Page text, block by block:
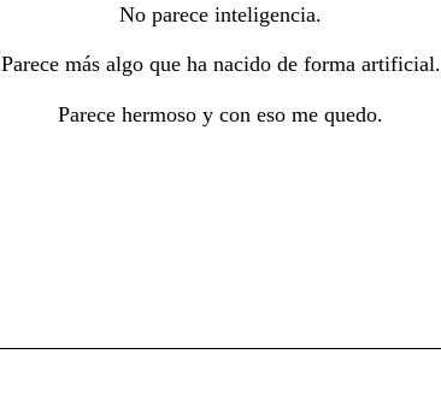
No parece inteligencia.
Parece más algo que ha nacido de forma artificial.
Parece hermoso y con eso me quedo.